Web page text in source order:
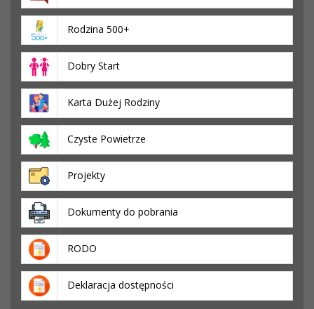
Rodzina 500+
Dobry Start
Karta Dużej Rodziny
Czyste Powietrze
Projekty
Dokumenty do pobrania
RODO
Deklaracja dostępności